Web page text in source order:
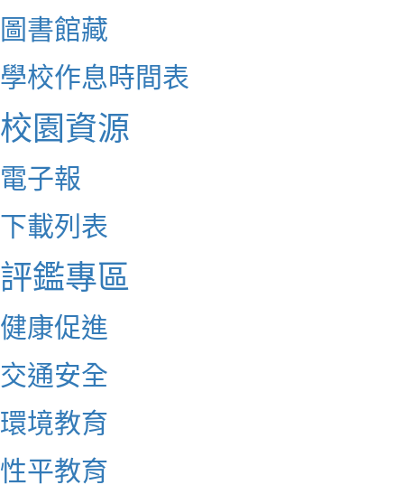
圖書館藏
學校作息時間表
校園資源
電子報
下載列表
評鑑專區
健康促進
交通安全
環境教育
性平教育